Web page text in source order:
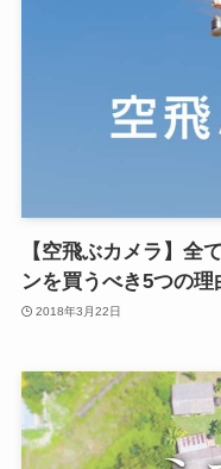
【空飛ぶカメラ】全
ンを買うべき5つの理
2018年3月22日